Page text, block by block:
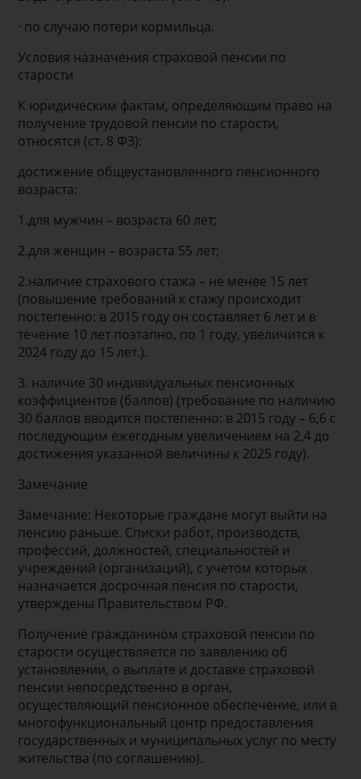
· по случаю потери кормильца.
Условия назначения страховой пенсии по
старости
К юридическим фактам, определяющим право на
получение трудовой пенсии по старости,
относятся (ст. 8 ФЗ):
достижение общеустановленного пенсионного
возраста:
1.для мужчин – возраста 60 лет;
2.для женщин – возраста 55 лет;
2.наличие страхового стажа – не менее 15 лет
(повышение требований к стажу происходит
постепенно: в 2015 году он составляет 6 лет и в
течение 10 лет поэтапно, по 1 году, увеличится к
2024 году до 15 лет.).
3. наличие 30 индивидуальных пенсионных
коэффициентов (баллов) (требование по наличию
30 баллов вводится постепенно: в 2015 году – 6,6 с
последующим ежегодным увеличением на 2,4 до
достижения указанной величины к 2025 году).
Замечание
Замечание: Некоторые граждане могут выйти на
пенсию раньше. Списки работ, производств,
профессий, должностей, специальностей и
учреждений (организаций), с учетом которых
назначается досрочная пенсия по старости,
утверждены Правительством РФ.
Получение гражданином страховой пенсии по
старости осуществляется по заявлению об
установлении, о выплате и доставке страховой
пенсии непосредственно в орган,
осуществляющий пенсионное обеспечение, или в
многофункциональный центр предоставления
государственных и муниципальных услуг по месту
жительства (по соглашению).